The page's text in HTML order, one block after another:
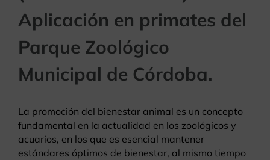
Aplicación en primates del
Parque Zoológico
Municipal de Córdoba.
La promoción del bienestar animal es un concepto
fundamental en la actualidad en los zoológicos y
acuarios, en los que es esencial mantener
estándares óptimos de bienestar, al mismo tiempo